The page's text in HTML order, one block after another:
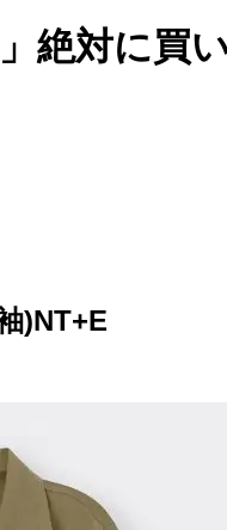
絶対に買
)NT+E